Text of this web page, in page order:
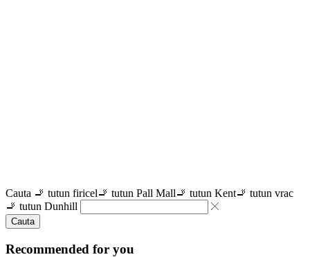
Cauta 🚬 tutun firicel🚬 tutun Pall Mall🚬 tutun Kent🚬 tutun vrac
🚬 tutun Dunhill
Cauta
Recommended for you